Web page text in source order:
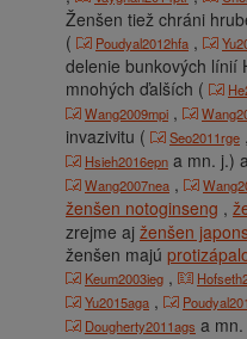
Ženšen tiež chráni
(
Poudyal2012hfa ,
delenie bunkových línií
mnohých ďalších (
Wang2009mpi ,
invazivitu (
Seo2011rge ,
Hsieh2016epn a mn. j.)
Wang2007nea ,
ženšen notoginseng ,
zrejme aj ženšen
ženšen majú
Keum2003ieg ,
Yu2015aga ,
Dougherty2011ags a mn.